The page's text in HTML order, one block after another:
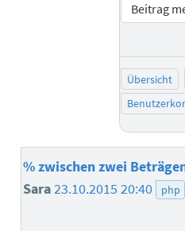
Beitrag
Übersicht
% zwischen zwei
Sara23.10.2015 20:40 php